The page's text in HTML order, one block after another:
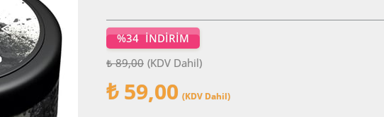
%34 İNDIRIM
₺ 89,00 (KDV Dahil)
₺ 59,00 (KDV Dahil)